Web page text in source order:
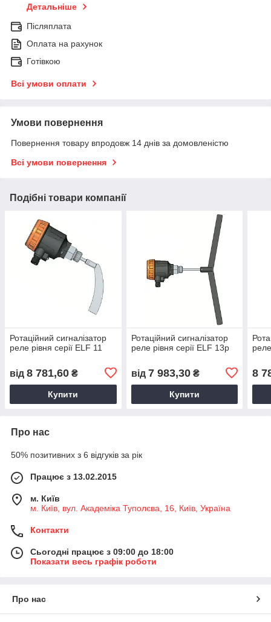
Детальніше
Післяплата
Оплата на рахунок
Готівкою
Всі умови оплати
Умови повернення
Повернення товару впродовж 14 днів за домовленістю
Всі умови повернення
Подібні товари компанії
Ротаційний сигналізатор
реле рівня серії ELF 11
від 8 781,60 ₴
Купити
Ротаційний сигналізатор
реле рівня серії ELF 13p
від 7 983,30₴
Купити
8
Про нас
50% позитивних з 6 відгуків за рік
Працює з 13.02.2015
м. Київ
м. Київ, вул. Академіка Туполєва, 16, Київ, Україна
Контакти
Сьогодні працює з 09:00 до 18:00
Показати весь графік роботи
Про нас